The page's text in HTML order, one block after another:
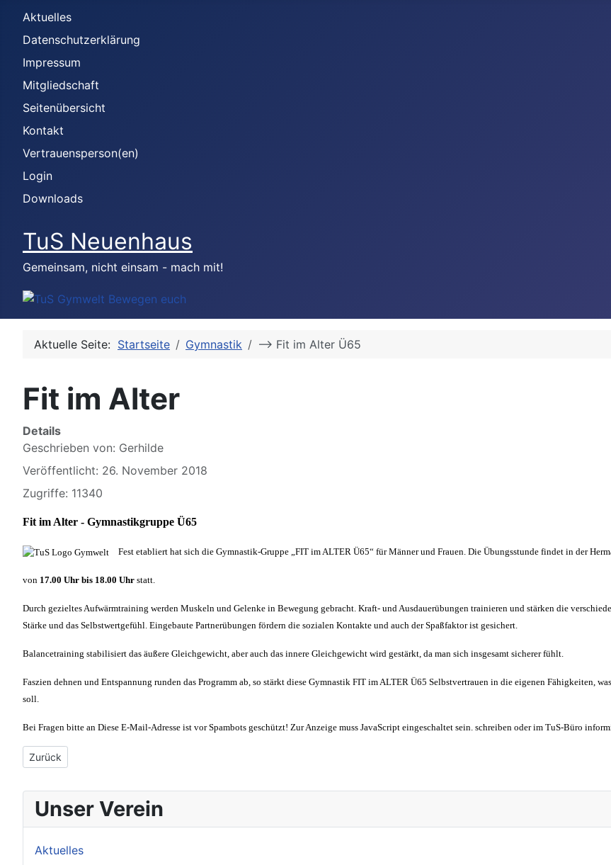
Aktuelles
Datenschutzerklärung
Impressum
Mitgliedschaft
Seitenübersicht
Kontakt
Vertrauensperson(en)
Login
Downloads
TuS Neuenhaus
Gemeinsam, nicht einsam - mach mit!
Unser Verein
Aktuelles
Aktuelle Seite: Startseite Gymnastik --> Fit im Alter Ü65
Fit im Alter
Details
Geschrieben von: Gerhilde
Veröffentlicht: 26. November 2018
Zugriffe: 11340
Fit im Alter - Gymnastikgruppe Ü65
Fest etabliert hat sich die Gymnastik-Gruppe „FIT im ALTER Ü65“ für Männer und Frauen. Die Übungsstunde findet in der
von 17.00 Uhr bis 18.00 Uhr statt.
Durch gezieltes Aufwärmtraining werden Muskeln und Gelenke in Bewegung gebracht. Kraft- und Ausdauerübungen trainieren und stärken die
Stärke und das Selbstwertgefühl. Eingebaute Partnerübungen fördern die sozialen Kontakte und auch der Spaßfaktor ist gesichert.
Balancetraining stabilisiert das äußere Gleichgewicht, aber auch das innere Gleichgewicht wird gestärkt, da man sich insgesamt sicherer fühlt.
Faszien dehnen und Entspannung runden das Programm ab, so stärkt diese Gymnastik FIT im ALTER Ü65 Selbstvertrauen in die eigenen Fähigkeiten,
soll.
Bei Fragen bitte an Diese E-Mail-Adresse ist vor Spambots geschützt! Zur Anzeige muss JavaScript eingeschaltet sein. schreiben oderim TuS-Büro
Vorheriger Beitrag: Gymnastik - eine kleine Zusammenfassung
Zurück